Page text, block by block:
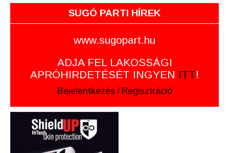
SUGÓ PARTI HÍREK
www.sugopart.hu
ADJA FEL LAKOSSÁGI
APRÓHIRDETÉSÉT INGYEN ITT!
Bejelentkezés / Regisztráció